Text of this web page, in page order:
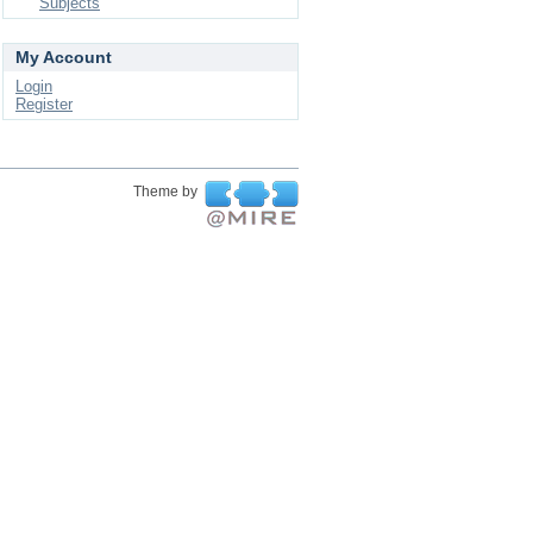
My Account
Login
Register
Theme by